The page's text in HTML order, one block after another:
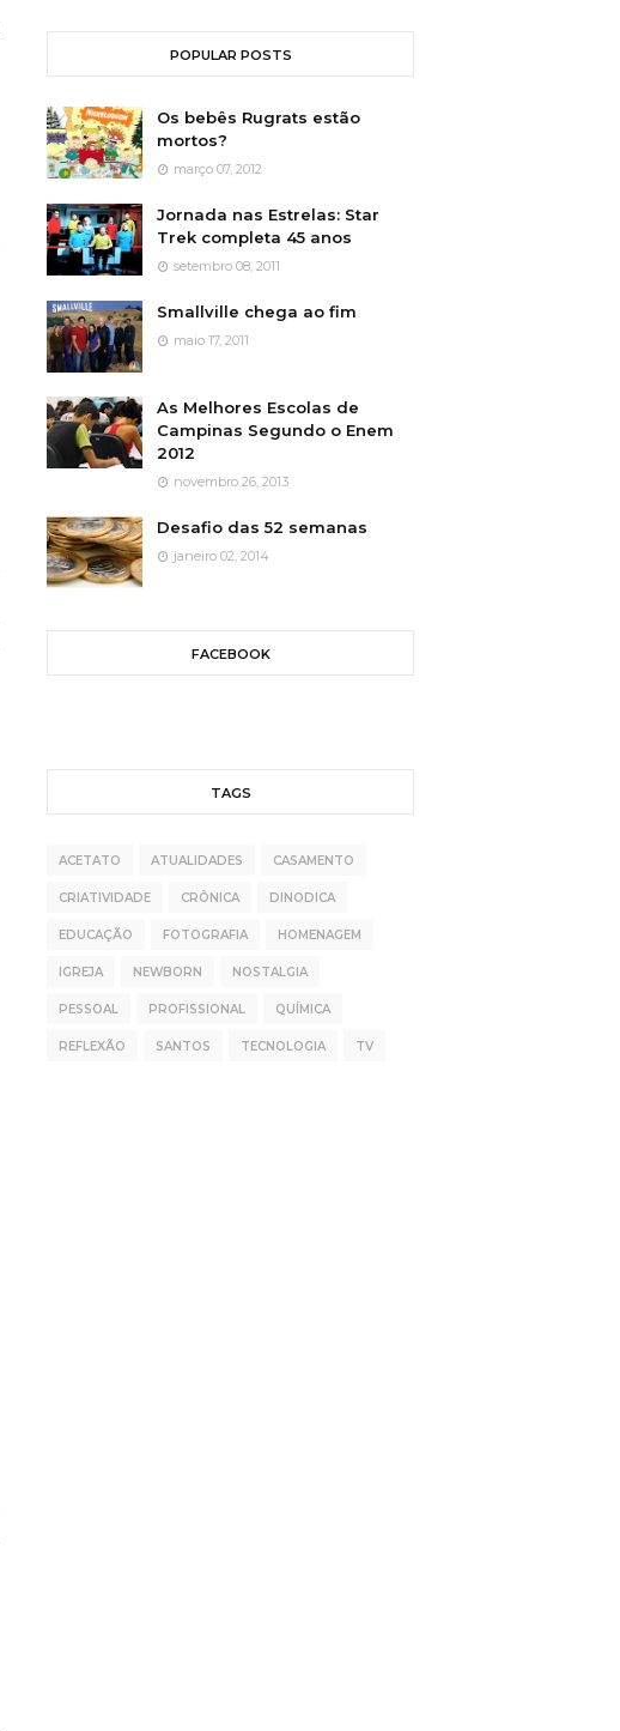
POPULAR POSTS
Os bebês Rugrats estão
mortos?
março 07, 2012
Jornada nas Estrelas: Star
Trek completa 45 anos
setembro 08, 2011
Smallville chega ao fim
maio 17, 2011
As Melhores Escolas de
Campinas Segundo o Enem
2012
novembro 26, 2013
Desafio das 52 semanas
janeiro 02, 2014
FACEBOOK
TAGS
ACETATO ATUALIDADES CASAMENTO
CRIATIVIDADE CRÔNICA DINODICA
EDUCAÇÃO FOTOGRAFIA HOMENAGEM
IGREJA NEWBORN NOSTALGIA
PESSOAL PROFISSIONAL QUÍMICA
REFLEXÃO SANTOS TECNOLOGIA TV